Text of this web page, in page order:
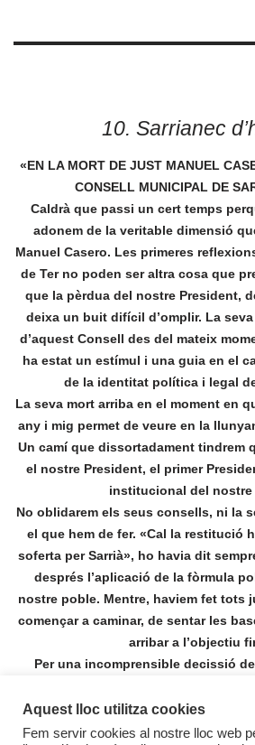
10. Sarrianec
«EN LA MORT DE JUST MANUEL
CONSELL MUNICIPAL DE
Caldrà que passi un cert temps
adonem de la veritable dimensió
Manuel Casero. Les primeres
de Ter no poden ser altra cosa que
que la pèrdua del nostre President,
deixa un buit difícil d’omplir. La
d’aquest Consell des del mateix
ha estat un estímul i una guia en el
de la identitat política i legal
La seva mort arriba en el moment en
any i mig permet de veure en la
Un camí que dissortadament tindrem
el nostre President, el primer
institucional del nostre
No oblidarem els seus consells, ni la
el que hem de fer. «Cal la restitució
soferta per Sarrià», ho havia dit
després l’aplicació de la fòrmula
nostre poble. Mentre, haviem fet tots
començar a caminar, de sentar les
arribar a l’objectiu
Per una incomprensible decissió
Sarrià. El nostre millor homenatge té
amb èxit el camí emprès amb en Just.
Aquest lloc utilitza cookies
Fem servir cookies al nostre lloc web